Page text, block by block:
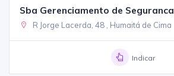
Sba Gerenciamento de Seguranca
R Jorge Lacerda, 48 , Humaitá de Cima
Indicar